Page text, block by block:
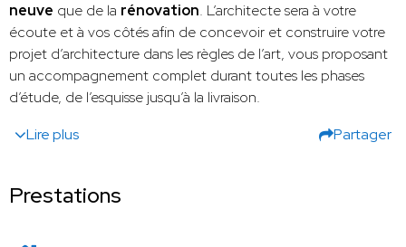
neuve que de la rénovation. L’architecte sera à votre
écoute et à vos côtés afin de concevoir et construire votre
projet d’architecture dans les règles de l’art, vous proposant
un accompagnement complet durant toutes les phases
d’étude, de l’esquisse jusqu’à la livraison.
Lire plus
Partager
Prestations